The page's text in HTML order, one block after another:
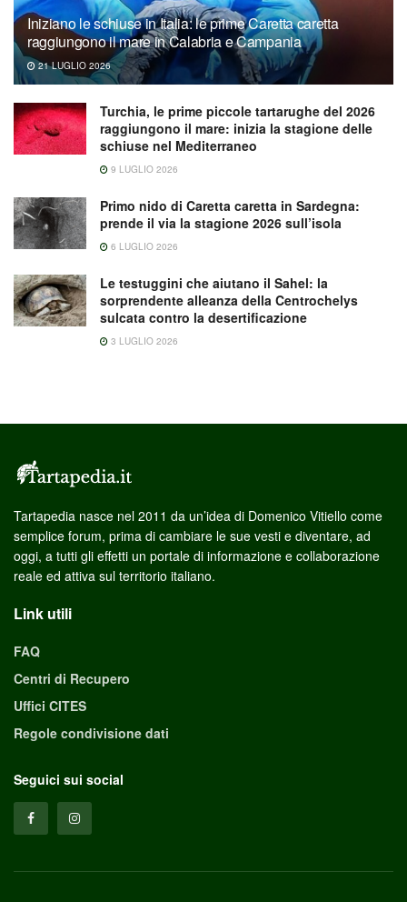
Iniziano le schiuse in Italia: le prime Caretta caretta
raggiungono il mare in Calabria e Campania
21 LUGLIO 2026
Turchia, le prime piccole tartarughe del 2026
raggiungono il mare: inizia la stagione delle
schiuse nel Mediterraneo
9 LUGLIO 2026
Primo nido di Caretta caretta in Sardegna:
prende il via la stagione 2026 sull’isola
6 LUGLIO 2026
Le testuggini che aiutano il Sahel: la
sorprendente alleanza della Centrochelys
sulcata contro la desertificazione
3 LUGLIO 2026
Tartapedia nasce nel 2011 da un’idea di Domenico Vitiello come
semplice forum, prima di cambiare le sue vesti e diventare, ad
oggi, a tutti gli effetti un portale di informazione e collaborazione
reale ed attiva sul territorio italiano.
Link utili
FAQ
Centri di Recupero
Uffici CITES
Regole condivisione dati
Seguici sui social